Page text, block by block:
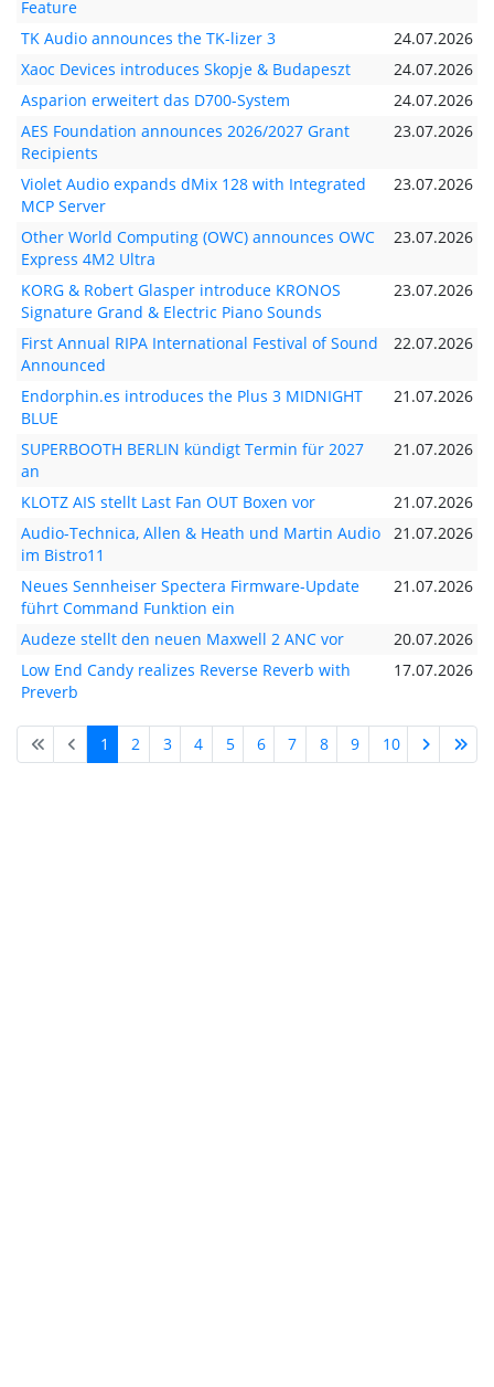
Feature
TK Audio announces the TK-lizer 3
24.07.2026
Xaoc Devices introduces Skopje & Budapeszt
24.07.2026
Asparion erweitert das D700-System
24.07.2026
AES Foundation announces 2026/2027 Grant
Recipients
23.07.2026
Violet Audio expands dMix 128 with Integrated
MCP Server
23.07.2026
Other World Computing (OWC) announces OWC
Express 4M2 Ultra
23.07.2026
KORG & Robert Glasper introduce KRONOS
Signature Grand & Electric Piano Sounds
23.07.2026
First Annual RIPA International Festival of Sound
Announced
22.07.2026
Endorphin.es introduces the Plus 3 MIDNIGHT
BLUE
21.07.2026
SUPERBOOTH BERLIN kündigt Termin für 2027
an
21.07.2026
KLOTZ AIS stellt Last Fan OUT Boxen vor
21.07.2026
Audio-Technica, Allen & Heath und Martin Audio
im Bistro11
21.07.2026
Neues Sennheiser Spectera Firmware-Update
führt Command Funktion ein
21.07.2026
Audeze stellt den neuen Maxwell 2 ANC vor
20.07.2026
Low End Candy realizes Reverse Reverb with
Preverb
17.07.2026
1 2 3 4 5 6 7 8 9 10